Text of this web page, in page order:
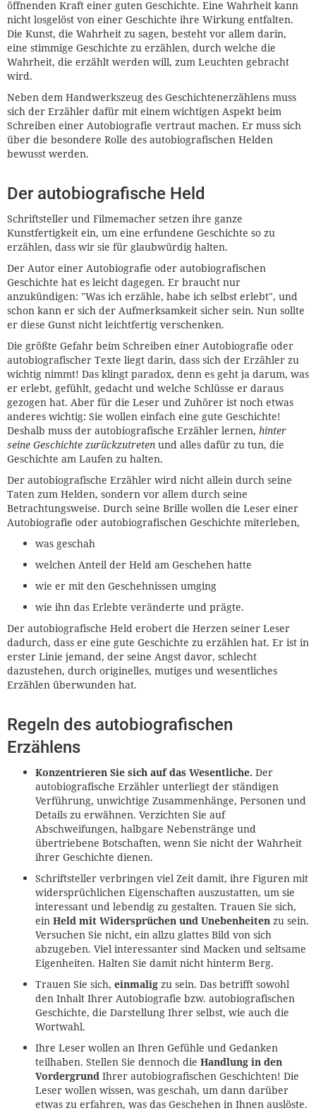
öffnenden Kraft einer guten Geschichte. Eine Wahrheit kann
nicht losgelöst von einer Geschichte ihre Wirkung entfalten.
Die Kunst, die Wahrheit zu sagen, besteht vor allem darin,
eine stimmige Geschichte zu erzählen, durch welche die
Wahrheit, die erzählt werden will, zum Leuchten gebracht
wird.
Neben dem Handwerkszeug des Geschichtenerzählens muss
sich der Erzähler dafür mit einem wichtigen Aspekt beim
Schreiben einer Autobiografie vertraut machen. Er muss sich
über die besondere Rolle des autobiografischen Helden
bewusst werden.
Der autobiografische Held
Schriftsteller und Filmemacher setzen ihre ganze
Kunstfertigkeit ein, um eine erfundene Geschichte so zu
erzählen, dass wir sie für glaubwürdig halten.
Der Autor einer Autobiografie oder autobiografischen
Geschichte hat es leicht dagegen. Er braucht nur
anzukündigen: "Was ich erzähle, habe ich selbst erlebt", und
schon kann er sich der Aufmerksamkeit sicher sein. Nun sollte
er diese Gunst nicht leichtfertig verschenken.
Die größte Gefahr beim Schreiben einer Autobiografie oder
autobiografischer Texte liegt darin, dass sich der Erzähler zu
wichtig nimmt! Das klingt paradox, denn es geht ja darum, was
er erlebt, gefühlt, gedacht und welche Schlüsse er daraus
gezogen hat. Aber für die Leser und Zuhörer ist noch etwas
anderes wichtig: Sie wollen einfach eine gute Geschichte!
Deshalb muss der autobiografische Erzähler lernen, hinter
seine Geschichte zurückzutreten und alles dafür zu tun, die
Geschichte am Laufen zu halten.
Der autobiografische Erzähler wird nicht allein durch seine
Taten zum Helden, sondern vor allem durch seine
Betrachtungsweise. Durch seine Brille wollen die Leser einer
Autobiografie oder autobiografischen Geschichte miterleben,
was geschah
welchen Anteil der Held am Geschehen hatte
wie er mit den Geschehnissen umging
wie ihn das Erlebte veränderte und prägte.
Der autobiografische Held erobert die Herzen seiner Leser
dadurch, dass er eine gute Geschichte zu erzählen hat. Er ist in
erster Linie jemand, der seine Angst davor, schlecht
dazustehen, durch originelles, mutiges und wesentliches
Erzählen überwunden hat.
Regeln des autobiografischen
Erzählens
Konzentrieren Sie sich auf das Wesentliche. Der
autobiografische Erzähler unterliegt der ständigen
Verführung, unwichtige Zusammenhänge, Personen und
Details zu erwähnen. Verzichten Sie auf
Abschweifungen, halbgare Nebenstränge und
übertriebene Botschaften, wenn Sie nicht der Wahrheit
ihrer Geschichte dienen.
Schriftsteller verbringen viel Zeit damit, ihre Figuren mit
widersprüchlichen Eigenschaften auszustatten, um sie
interessant und lebendig zu gestalten. Trauen Sie sich,
ein Held mit Widersprüchen und Unebenheiten zu sein.
Versuchen Sie nicht, ein allzu glattes Bild von sich
abzugeben. Viel interessanter sind Macken und seltsame
Eigenheiten. Halten Sie damit nicht hinterm Berg.
Trauen Sie sich, einmalig zu sein. Das betrifft sowohl
den Inhalt Ihrer Autobiografie bzw. autobiografischen
Geschichte, die Darstellung Ihrer selbst, wie auch die
Wortwahl.
Ihre Leser wollen an Ihren Gefühle und Gedanken
teilhaben. Stellen Sie dennoch die Handlung in den
Vordergrund Ihrer autobiografischen Geschichten! Die
Leser wollen wissen, was geschah, um dann darüber
etwas zu erfahren, was das Geschehen in Ihnen auslöste.